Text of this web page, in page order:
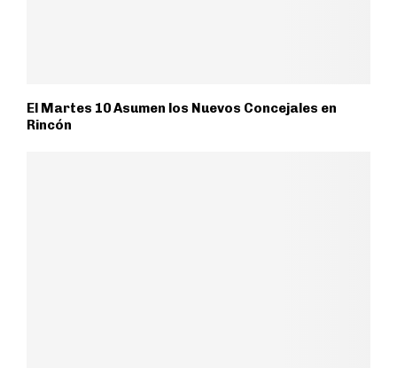
El Martes 10 Asumen los Nuevos Concejales en
Rincón